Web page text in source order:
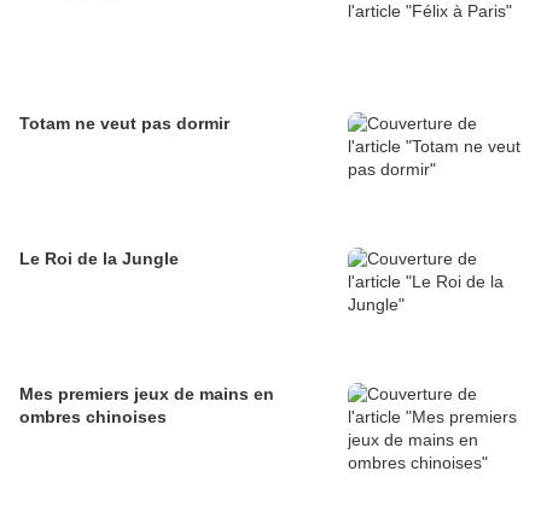
Totam ne veut pas dormir
Le Roi de la Jungle
Mes premiers jeux de mains en
ombres chinoises